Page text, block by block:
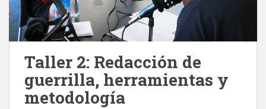
Taller 2: Redacción de
guerrilla, herramientas y
metodología